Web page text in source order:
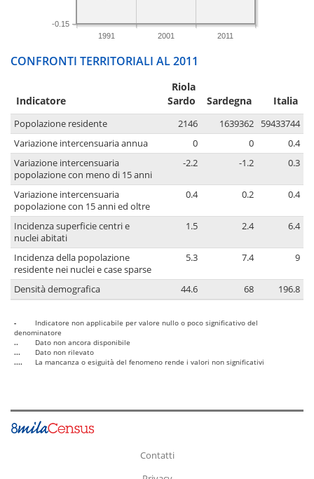
1991 2001 2011
-0.15
CONFRONTI TERRITORIALI AL 2011
Indicatore
Riola
Sardo
Sardegna Italia
Popolazione residente 2146 1639362
59433744
Variazione intercensuaria annua
0 0
0.4
Variazione intercensuaria
popolazione con meno di 15 anni
-2.2 -1.2 0.3
Variazione intercensuaria
popolazione con 15 anni ed oltre
0.4 0.2 0.4
Incidenza superficie centri e
nuclei abitati
1.5 2.4 6.4
Incidenza della popolazione
residente nei nuclei e case sparse
5.3 7.4 9
Densità demografica 44.6 68 196.8
-
Indicatore non applicabile per valore nullo o poco significativo del
denominatore
..
Dato non ancora disponibile
...
Dato non rilevato
....
La mancanza o esiguità del fenomeno rende i valori non significativi
Contatti